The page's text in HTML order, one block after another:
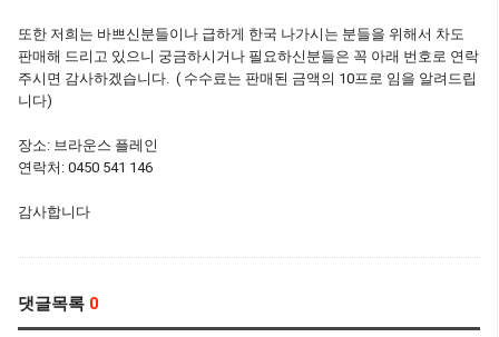
또한 저희는 바쁘신분들이나 급하게 한국 나가시는 분들을 위해서 차도
판매해 드리고 있으니 궁금하시거나 필요하신분들은 꼭 아래 번호로 연락
주시면 감사하겠습니다. ( 수수료는 판매된 금액의 10프로 임을 알려드립
니다)
장소: 브라운스 플레인
연락처: 0450 541 146
감사합니다
댓글목록 0